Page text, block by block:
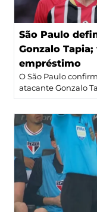
São Paulo
Gonzalo
empréstimo
O São Paulo
atacante Gonzalo